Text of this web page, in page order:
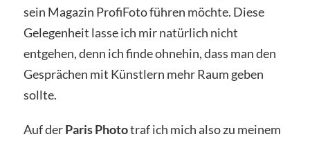
sein Magazin ProfiFoto führen möchte. Diese
Gelegenheit lasse ich mir natürlich nicht
entgehen, denn ich finde ohnehin, dass man den
Gesprächen mit Künstlern mehr Raum geben
sollte.
Auf derParis Phototraf ich mich also zu meinem